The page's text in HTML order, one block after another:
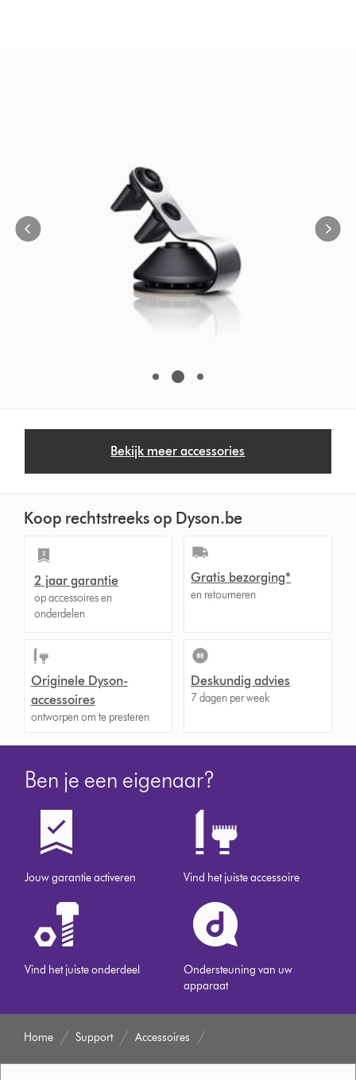
Bekijk meer accessories
Koop rechtstreeks op Dyson.be
2 jaar garantie
op accessoires en
onderdelen
Gratis bezorging*
en retourneren
Originele Dyson-
accessoires
ontworpen om te presteren
Deskundig advies
7 dagen per week
Ben je een eigenaar?
Jouw garantie activeren Vind het juiste accessoire
Vind het juiste onderdeel
Ondersteuning van uw
apparaat
Home Support Accessoires